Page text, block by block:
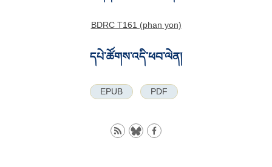
BDRC T161 (phan yon)
དཔེ་ཚོགས་འདི་ཕབ་ལེན།
EPUB PDF